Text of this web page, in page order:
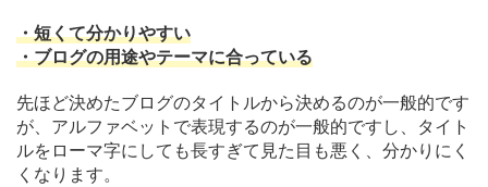
・短くて分かりやすい
・ブログの用途やテーマに合っている
先ほど決めたブログのタイトルから決めるのが一般的です
が、アルファベットで表現するのが一般的ですし、タイト
ルをローマ字にしても長すぎて見た目も悪く、分かりにく
くなります。